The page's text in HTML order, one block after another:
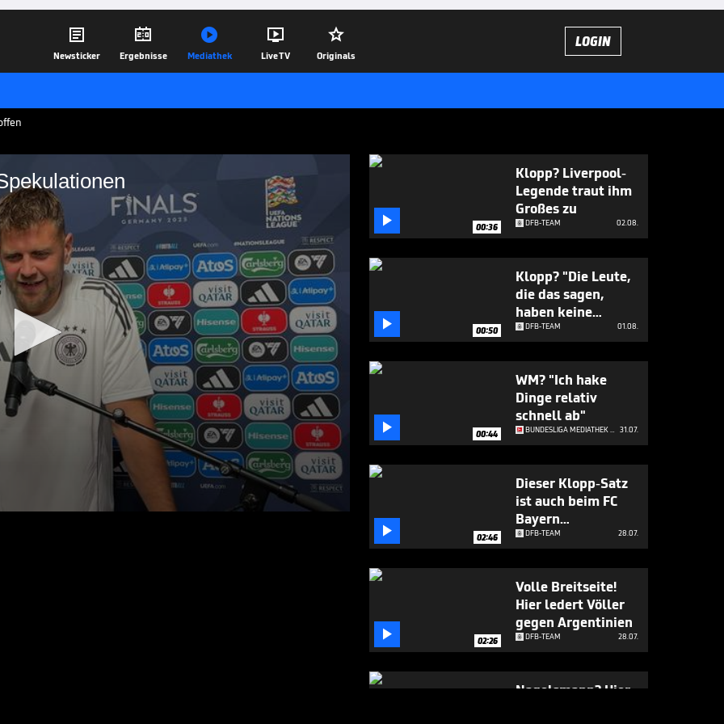

Newsticker

Ergebnisse

Mediathek

Live TV

Originals
LOGIN
für Spekulationen
gegen Frankreich seine Zukunft
Premier League ist der Stürmer
08.06.25
 00:36
Klopp? Liverpool-
Legende traut ihm
Großes zu
DFB-TEAM 02.08.
 00:50
Klopp? "Die Leute,
die das sagen,
haben keine
Ahnung"
DFB-TEAM 01.08.
 00:44
WM? "Ich hake
Dinge relativ
schnell ab"
BUNDESLIGA MEDIATHEK HIGHLIGHTS 31.07.
 02:46
Dieser Klopp-Satz
ist auch beim FC
Bayern
angekommen
DFB-TEAM 28.07.
 02:26
Volle Breitseite!
Hier ledert Völler
gegen Argentinien
DFB-TEAM 28.07.
Nagelsmann? Hier